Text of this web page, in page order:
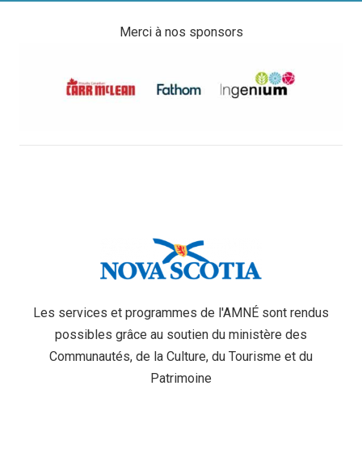
Merci à nos sponsors
Les services et programmes de l'AMNÉ sont rendus
possibles grâce au soutien du ministère des
Communautés, de la Culture, du Tourisme et du
Patrimoine